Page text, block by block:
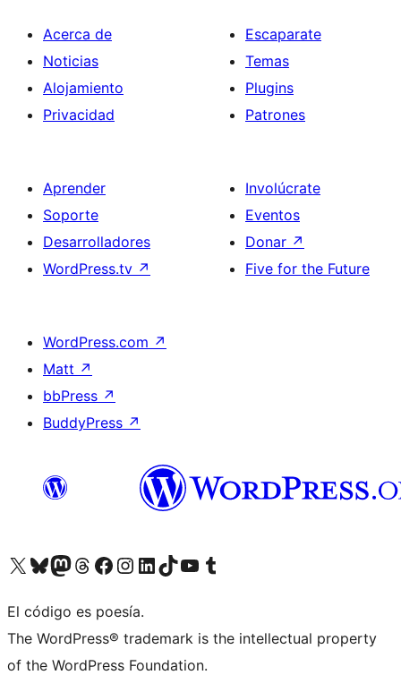
Acerca de
Noticias
Alojamiento
Privacidad
Escaparate
Temas
Plugins
Patrones
Aprender
Soporte
Desarrolladores
WordPress.tv ↗
Involúcrate
Eventos
Donar ↗
Five for the Future
WordPress.com ↗
Matt ↗
bbPress ↗
BuddyPress ↗
Visita nuestra cuenta de X (anteriormente Twitter)
Visita nuestra cuenta de Bluesky
Visita nuestra cuenta de Mastodon
Visita nuestra cuenta de Threads
Visita nuestra página de Facebook
Visita nuestra cuenta de Instagram
Visita nuestra cuenta de LinkedIn
Visita nuestra cuenta de TikTok
Visita nuestro canal de YouTube
Visita nuestra cuenta de Tumblr
El código es poesía.
The WordPress® trademark is the intellectual property
of the WordPress Foundation.